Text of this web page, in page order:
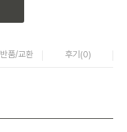
품/교환 후기(0)